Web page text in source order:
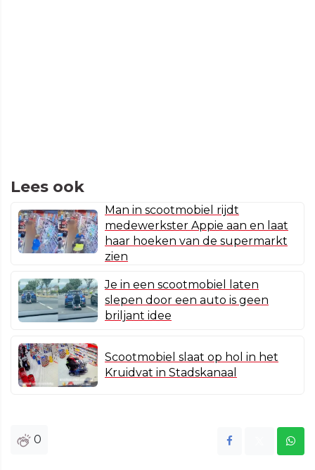
Lees ook
Man in scootmobiel rijdt
medewerkster Appie aan en laat
haar hoeken van de supermarkt
zien
Je in een scootmobiel laten
slepen door een auto is geen
briljant idee
Scootmobiel slaat op hol in het
Kruidvat in Stadskanaal
0